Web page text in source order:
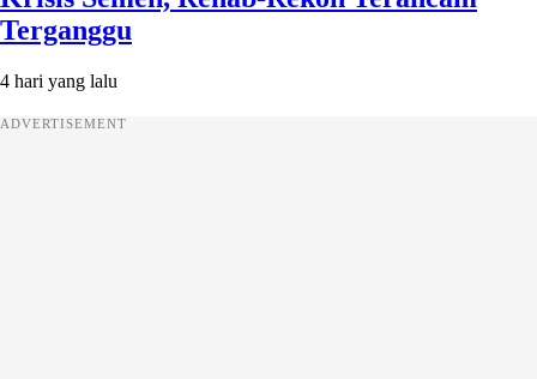
Terganggu
4 hari yang lalu
ADVERTISEMENT